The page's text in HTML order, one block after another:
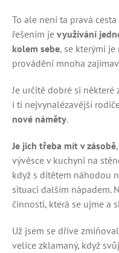
To ale není ta pravá
řešením je využívání
kolem sebe, se kterými
provádění mnoha
Je určitě dobré si
i ti nejvynalézavější
nové náměty.
Je jich třeba mít v zásobě
vývěsce v kuchyni na
když s dítětem náhodou
situaci dalším nápadem.
činnosti, která se ujme a
Už jsem se dříve
velice zklamaný, když